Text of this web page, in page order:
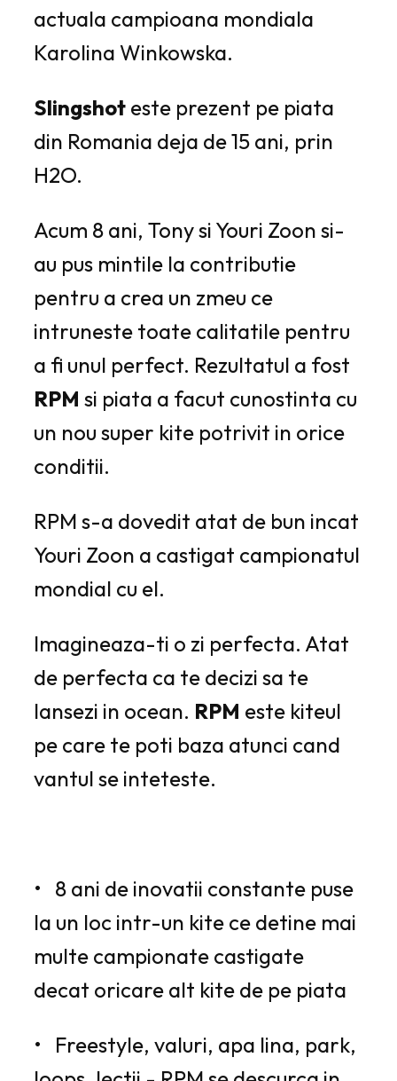
actuala campioana mondiala
Karolina Winkowska.
Slingshot este prezent pe piata
din Romania deja de 15 ani, prin
H2O.
Acum 8 ani, Tony si Youri Zoon si-
au pus mintile la contributie
pentru a crea un zmeu ce
intruneste toate calitatile pentru
a fi unul perfect. Rezultatul a fost
RPM si piata a facut cunostinta cu
un nou super kite potrivit in orice
conditii.
RPM s-a dovedit atat de bun incat
Youri Zoon a castigat campionatul
mondial cu el.
Imagineaza-ti o zi perfecta. Atat
de perfecta ca te decizi sa te
lansezi in ocean. RPM este kiteul
pe care te poti baza atunci cand
vantul se inteteste.
• 8 ani de inovatii constante puse
la un loc intr-un kite ce detine mai
multe campionate castigate
decat oricare alt kite de pe piata
• Freestyle, valuri, apa lina, park,